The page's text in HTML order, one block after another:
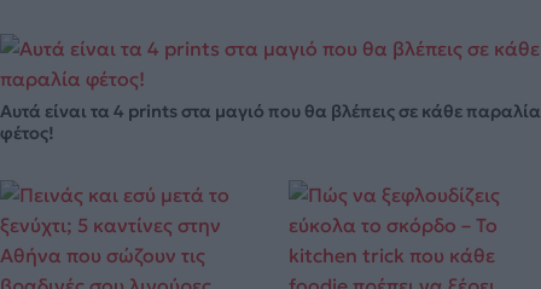
Αυτά είναι τα 4 prints στα μαγιό που θα βλέπεις σε κάθε παραλία
φέτος!